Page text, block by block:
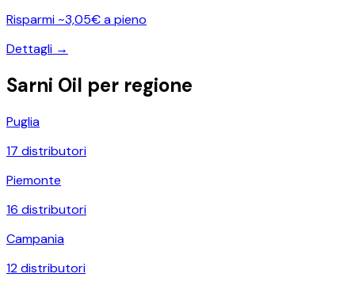
Risparmi ~3,05€ a pieno
Dettagli →
Sarni Oil per regione
Puglia
17 distributori
Piemonte
16 distributori
Campania
12distributori